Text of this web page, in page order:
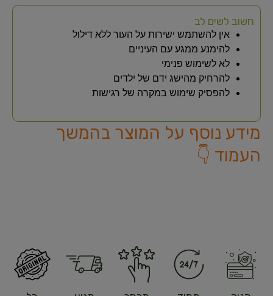
חשוב לשים לב
אין להשתמש ישירות על העור ללא דילול
להימנע ממגע עם העיניים
לא לשימוש פנימי
להרחיק מהישג ידם של ילדים
להפסיק שימוש במקרה של רגישות
מידע נוסף על המוצר בהמשך
העמוד 👇